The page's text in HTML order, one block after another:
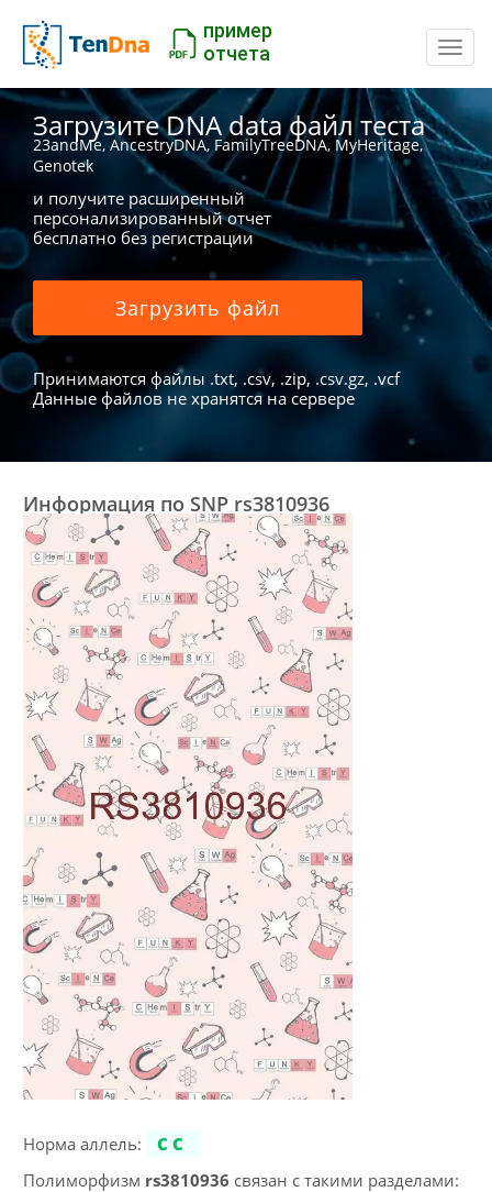
пример
отчета
Загрузите DNA data файл теста
23andMe, AncestryDNA, FamilyTreeDNA, MyHeritage,
Genotek
и получите расширенный
персонализированный отчет
бесплатно без регистрации
Загрузить файл
Принимаются файлы .txt, .csv, .zip, .csv.gz, .vcf
Данные файлов не хранятся на сервере
Информация по SNP rs3810936
Норма аллель:
CC
Полиморфизм rs3810936 связан с такими разделами: